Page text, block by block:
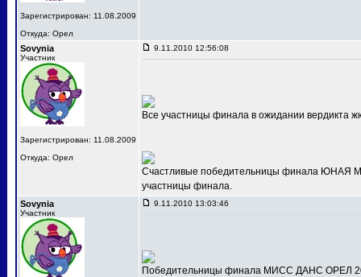
Зарегистрирован: 11.08.2009
Откуда: Орел
Sovynia
Участник
Зарегистрирован: 11.08.2009
Откуда: Орел
9.11.2010 12:56:08
Все участницы финала в ожидании вердикта
Счастливые победительницы финала ЮНАЯ
участницы финала.
Sovynia
Участник
9.11.2010 13:03:46
Победительницы финала МИСС ДАНС ОРЕЛ